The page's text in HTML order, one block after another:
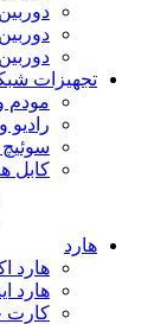
تجهیزات
مودم
رادیو
کابل
هارد
هارد
هارد
کارت